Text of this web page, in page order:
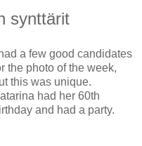
synttärit
had a few good candidates
the photo of the week,
this was unique.
had her 60th
and had a party.